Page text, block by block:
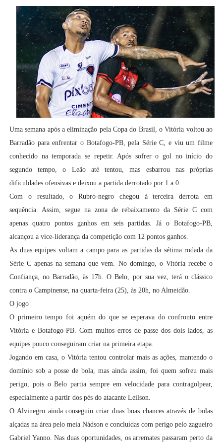
Uma semana após a eliminação pela Copa do Brasil, o Vitória voltou ao
Barradão para enfrentar o Botafogo-PB, pela Série C, e viu um filme
conhecido na temporada se repetir. Após sofrer o gol no início do
segundo tempo, o Leão até tentou, mas esbarrou nas próprias
dificuldades ofensivas e deixou a partida derrotado por 1 a 0.
Com o resultado, o Rubro-negro chegou à terceira derrota em
sequência. Assim, segue na zona de rebaixamento da Série C com
apenas quatro pontos ganhos em seis partidas. Já o Botafogo-PB,
alcançou a vice-liderança da competição com 12 pontos ganhos.
As duas equipes voltam a campo para as partidas da sétima rodada da
Série C apenas na semana que vem. No domingo, o Vitória recebe o
Confiança, no Barradão, às 17h. O Belo, por sua vez, terá o clássico
contra o Campinense, na quarta-feira (25), às 20h, no Almeidão.
O jogo
O primeiro tempo foi aquém do que se esperava do confronto entre
Vitória e Botafogo-PB. Com muitos erros de passe dos dois lados, as
equipes pouco conseguiram criar na primeira etapa.
Jogando em casa, o Vitória tentou controlar mais as ações, mantendo o
domínio sob a posse de bola, mas ainda assim, foi quem sofreu mais
perigo, pois o Belo partia sempre em velocidade para contragolpear,
especialmente a partir dos pés do atacante Leilson.
O Alvinegro ainda conseguiu criar duas boas chances através de bolas
alçadas na área pelo meia Nádson e concluídas com perigo pelo zagueiro
Gabriel Yanno. Nas duas oportunidades, os arremates passaram perto da